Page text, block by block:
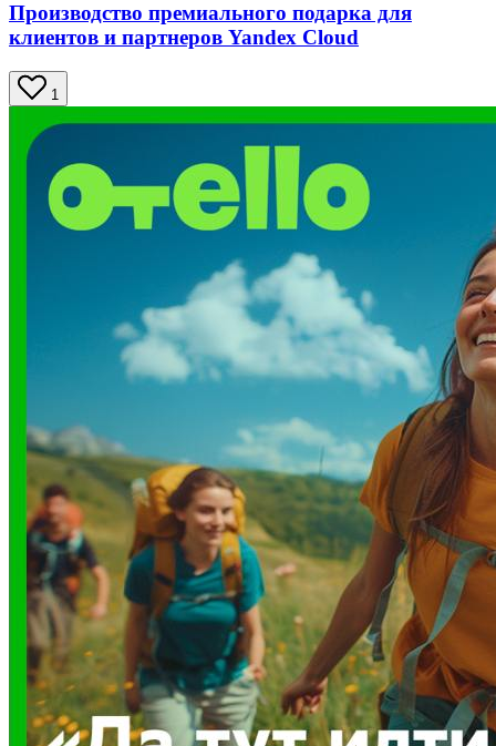
Производство премиального подарка для
клиентов и партнеров Yandex Cloud
1